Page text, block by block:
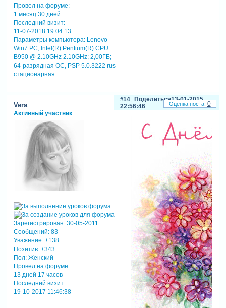
Провел на форуме:
1 месяц 30 дней
Последний визит:
11-07-2018 19:04:13
Параметры компьютера:Lenovo
Win7 PC; Intel(R) Pentium(R) CPU
B950 @ 2.10GHz 2.10GHz; 2,00ГБ;
64-разрядная ОС, PSP 5.0.3222 rus
стационарная
Поделиться
14
13-01-2015
22:56:46
Vera
Активный участник
Зарегистрирован: 30-05-2011
Сообщений:83
Уважение: +138
Позитив: +343
Пол:Женский
Провел на форуме:
13 дней 17 часов
Последний визит:
19-10-2017 11:46:38
0